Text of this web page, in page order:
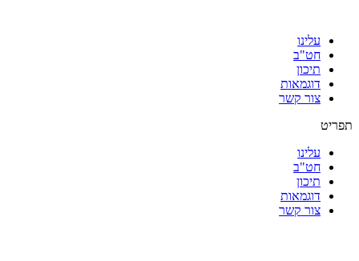
עלינו
חט"ב
תיכון
דוגמאות
צור קשר
תפריט
עלינו
חט"ב
תיכון
דוגמאות
צור קשר